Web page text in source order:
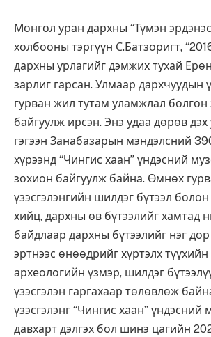
Монгол уран дархны “Түмэн
холбооны тэргүүн С.Батзоригт,
дархны урлагийг дэмжих тухай
зарлиг гарсан. Улмаар дархчуудын
гурван жил тутам уламжлал болгон
байгуулж ирсэн. Энэ удаа дөрөв
гэгээн Занабазарын мэндэлсний
хүрээнд “Чингис хаан” үндэсний
зохион байгуулж байна. Өмнөх
үзэсгэлэнгийн шилдэг бүтээл
хийц, дархны өв бүтээлийг хамтад
байдлаар дархны бүтээлийг нэг
эртнээс өнөөдрийг хүртэлх
археологийн үзмэр, шилдэг
үзэсгэлэн гаргахаар төлөвлөж
үзэсгэлэнг “Чингис хаан” үндэсний
давхарт дэлгэх бол шинэ цагийн